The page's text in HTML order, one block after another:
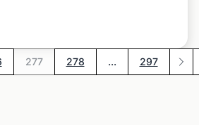
277 278 ... 297